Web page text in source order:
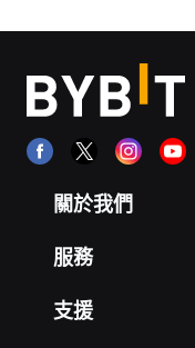
關於我們
服務
支援